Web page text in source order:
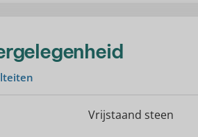
Vrijstaand steen